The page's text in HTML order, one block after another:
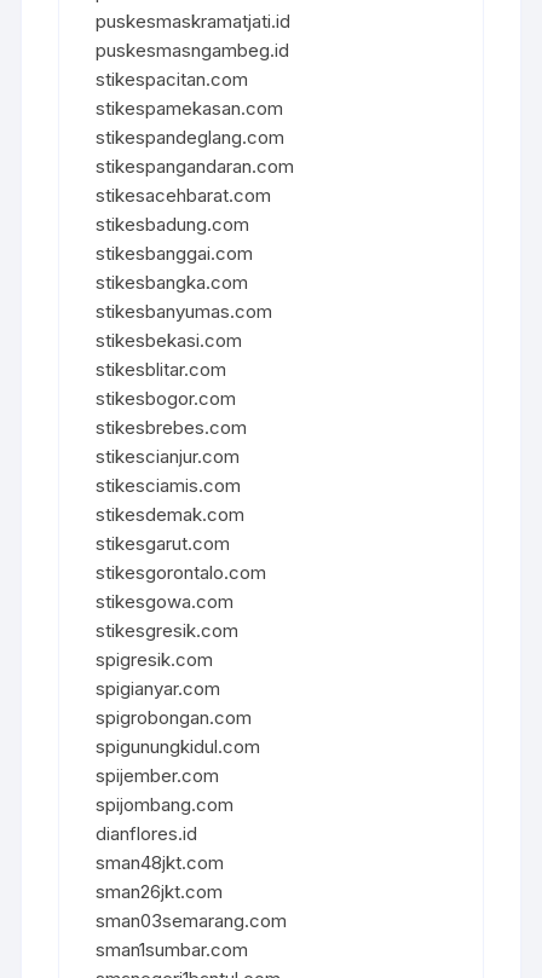
puskesmaskramatjati.id
puskesmasngambeg.id
stikespacitan.com
stikespamekasan.com
stikespandeglang.com
stikespangandaran.com
stikesacehbarat.com
stikesbadung.com
stikesbanggai.com
stikesbangka.com
stikesbanyumas.com
stikesbekasi.com
stikesblitar.com
stikesbogor.com
stikesbrebes.com
stikescianjur.com
stikesciamis.com
stikesdemak.com
stikesgarut.com
stikesgorontalo.com
stikesgowa.com
stikesgresik.com
spigresik.com
spigianyar.com
spigrobongan.com
spigunungkidul.com
spijember.com
spijombang.com
dianflores.id
sman48jkt.com
sman26jkt.com
sman03semarang.com
sman1sumbar.com